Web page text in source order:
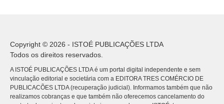
Copyright © 2026 - ISTOÉ PUBLICAÇÕES LTDA
Todos os direitos reservados.
A ISTOÉ PUBLICAÇÕES LTDA é um portal digital independente e sem
vinculação editorial e societária com a EDITORA TRES COMÉRCIO DE
PUBLICACÕES LTDA (recuperação judicial). Informamos também que não
realizamos cobranças e que também não oferecemos cancelamento do